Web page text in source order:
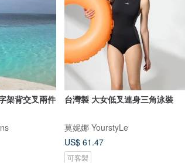
架背交叉兩件
台灣製 大女低叉連身三角泳裝
莫妮娜 YourstyLe
US$ 61.47
可客製